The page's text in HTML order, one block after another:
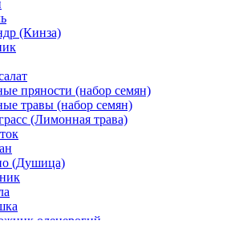
(Кинза)
пряности (набор семян)
травы (набор семян)
(Лимонная трава)
(Душица)
оленерогий